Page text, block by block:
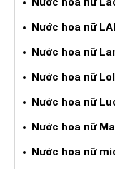
Nước hoa nữ
Nước hoa nữ
Nước hoa nữ
Nước hoa nữ
Nước hoa nữ
Nước hoa nữ